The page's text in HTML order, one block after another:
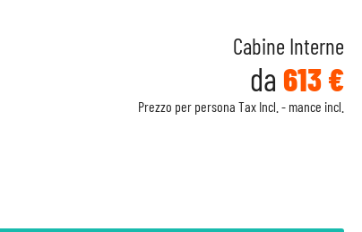
Cabine Interne
da 613 €
Prezzo per persona Tax Incl. - mance incl.